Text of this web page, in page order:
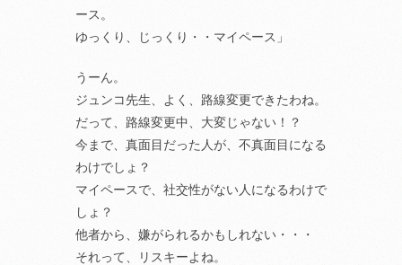
ース。
ゆっくり、じっくり・・マイペース」
うーん。
ジュンコ先生、よく、路線変更できたわね。
だって、路線変更中、大変じゃない！？
今まで、真面目だった人が、不真面目になる
わけでしょ？
マイペースで、社交性がない人になるわけで
しょ？
他者から、嫌がられるかもしれない・・・
それって、リスキーよね。